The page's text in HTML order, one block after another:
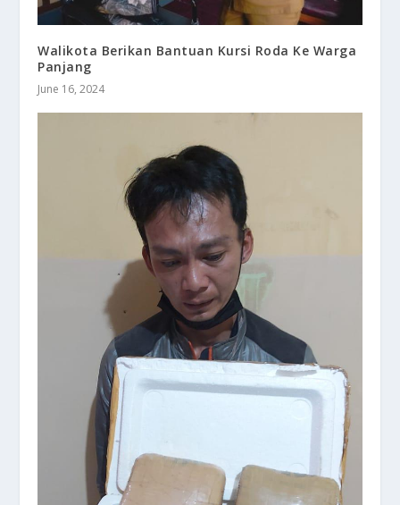
Walikota Berikan Bantuan Kursi Roda Ke Warga
Panjang
June 16, 2024